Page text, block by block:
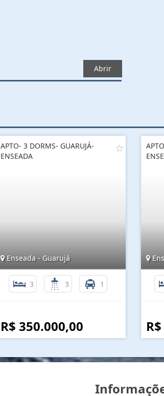
Abrir
APTO- 3 DORMS- GUARUJÁ-
ENSEADA
Enseada - Guarujá
3 3 1
R$ 350.000,00